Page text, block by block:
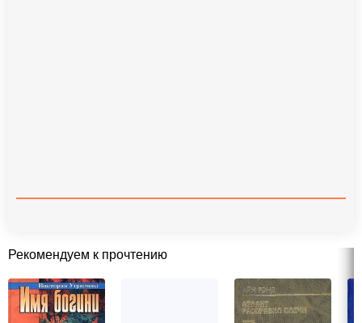
Рекомендуем к прочтению